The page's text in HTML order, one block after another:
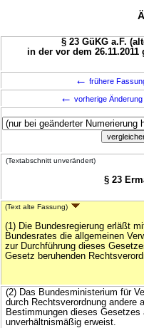
§ 23 GüKG a.F.
in der vor dem 26.11.2011
← frühere
← vorherige Änderung
(Textabschnitt unverändert)
§ 23
(Text alte Fassung)
(1) Die Bundesregierung erläßt
Bundesrates die allgemeinen
zur Durchführung dieses
Gesetz beruhenden
(2) Das Bundesministerium für
durch Rechtsverordnung andere
Bestimmungen dieses
unverhältnismäßig erweist.